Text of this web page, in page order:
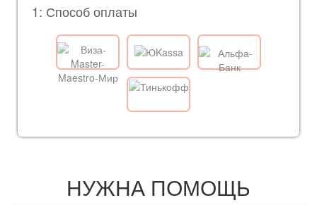
1: Способ оплаты
НУЖНА ПОМОЩЬ